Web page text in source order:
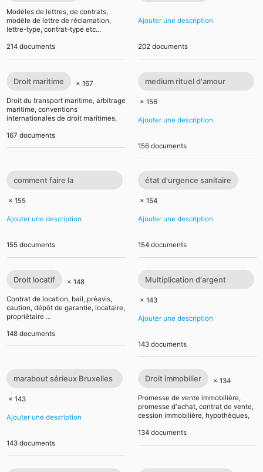
Modèles de lettres, de contrats,
modèle de lettre de réclamation,
lettre-type, contrat-type etc...
214 documents
Ajouter une description
202 documents
Droit maritime × 167
Droit du transport maritime, arbitrage
maritime, conventions
internationales de droit maritimes,
etc...
167 documents
medium rituel d'amour
rapide efficace
× 156
Ajouter une description
156 documents
comment faire la
multiplication d argent
× 155
Ajouter une description
155 documents
état d'urgence sanitaire
× 154
Ajouter une description
154 documents
Droit locatif × 148
Contrat de location, bail, préavis,
caution, dépôt de garantie, locataire,
propriétaire ...
148 documents
Multiplication d'argent
immédiat en 30 minutes
× 143
Ajouter une description
143 documents
marabout sérieux Bruxelles
je cherche un puissant
marabout
× 143
Ajouter une description
143 documents
Droit immobilier × 134
Promesse de vente immobilière,
promesse d'achat, contrat de vente,
cession immobilière, hypothèques,
vente ...
134 documents